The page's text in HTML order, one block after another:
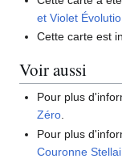
et Violet
Cette carte est
Voir aussi
Pour plus
Zéro.
Pour plus
Couronne